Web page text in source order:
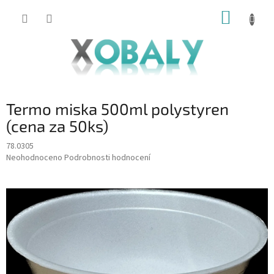
KOŠÍK
Termo miska 500ml polystyren
(cena za 50ks)
78.0305
Průměrné
je
5
hvězdiček.
Neohodnoceno Podrobnosti hodnocení